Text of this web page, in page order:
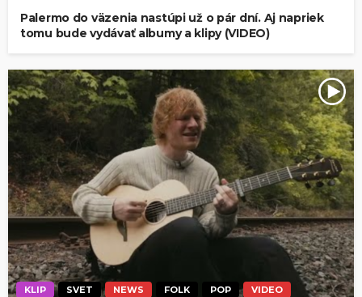
Palermo do väzenia nastúpi už o pár dní. Aj napriek
tomu bude vydávať albumy a klipy (VIDEO)
KLIP SVET NEWS FOLK POP VIDEO